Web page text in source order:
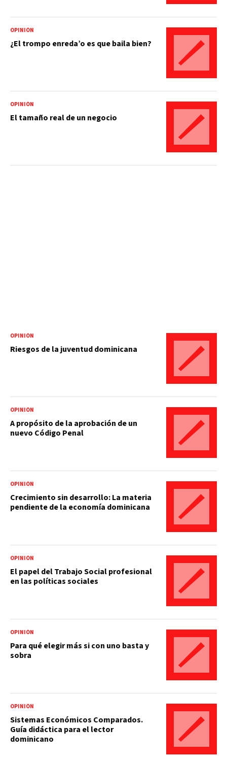
OPINIÓN
¿El trompo enreda’o es que baila bien?
OPINIÓN
El tamaño real de un negocio
OPINIÓN
Riesgos de la juventud dominicana
OPINIÓN
A propósito de la aprobación de un
nuevo Código Penal
OPINIÓN
Crecimiento sin desarrollo: La materia
pendiente de la economía dominicana
OPINIÓN
El papel del Trabajo Social profesional
en las políticas sociales
OPINIÓN
Para qué elegir más si con uno basta y
sobra
OPINIÓN
Sistemas Económicos Comparados.
Guía didáctica para el lector
dominicano